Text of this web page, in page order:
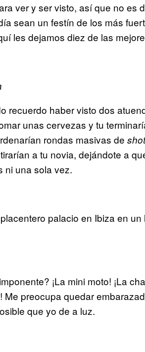
ver y ser visto, así que no es
sean un festín de los más
les dejamos diez de las
recuerdo haber visto dos
unas cervezas y tu
rondas masivas de
a tu novia, dejándote a
ni una sola vez.
palacio en Ibiza en
¡La mini moto! ¡La
Me preocupa quedar
que yo de a luz.